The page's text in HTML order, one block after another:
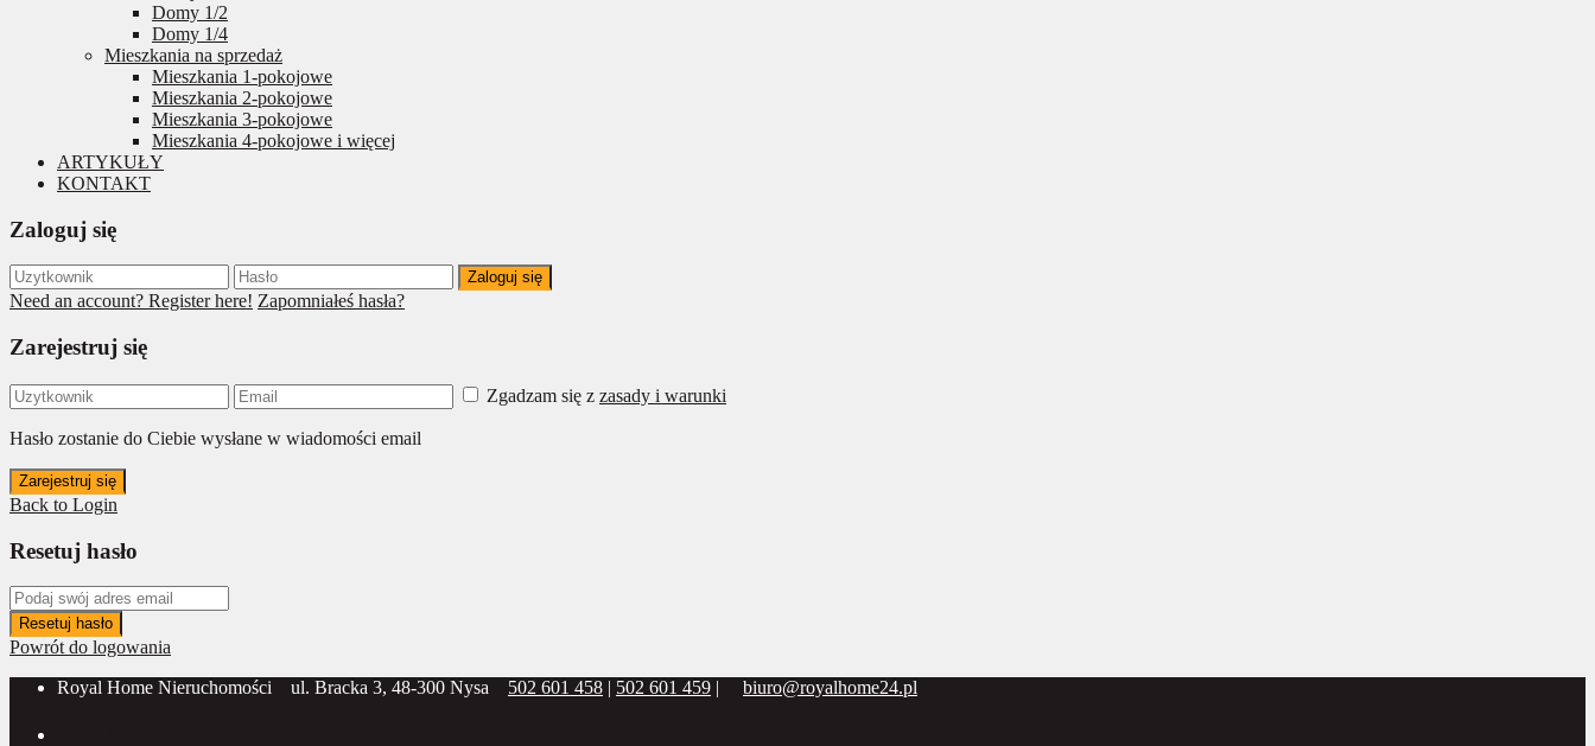
Domy 1/2
Domy 1/4
Mieszkania na sprzedaż
Mieszkania 1-pokojowe
Mieszkania 2-pokojowe
Mieszkania 3-pokojowe
Mieszkania 4-pokojowe i więcej
ARTYKUŁY
KONTAKT
Zaloguj się
Zaloguj się
Need an account? Register here! Zapomniałeś hasła?
Zarejestruj się
Zgadzam się z zasady i warunki
Hasło zostanie do Ciebie wysłane w wiadomości email
Zarejestruj się
Back to Login
Resetuj hasło
Resetuj hasło
Powrót do logowania
Royal Home Nieruchomości
ul. Bracka 3, 48-300 Nysa 502 601 458 | 502 601 459 | biuro@royalhome24.pl